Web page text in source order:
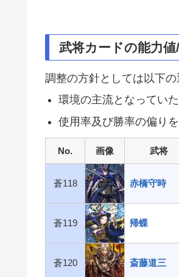
武将カードの能力
調整の方針としては以下の
環境の主流となってい
使用率及び勝率の偏り
No. 画像 武将
蒼118 赤橋守時
蒼119 帰蝶
蒼120 斎藤道三